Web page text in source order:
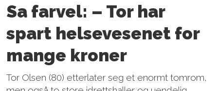
Sa farvel: – Tor har
spart helsevesenet for
mange kroner
Tor Olsen (80) etterlater seg et enormt tomrom,